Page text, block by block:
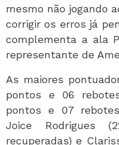
mesmo não jogando
corrigir os erros já
complementa a ala
representante de
As maiores
pontos e 06
pontos e 07
Joice Rodrigues
recuperadas) e